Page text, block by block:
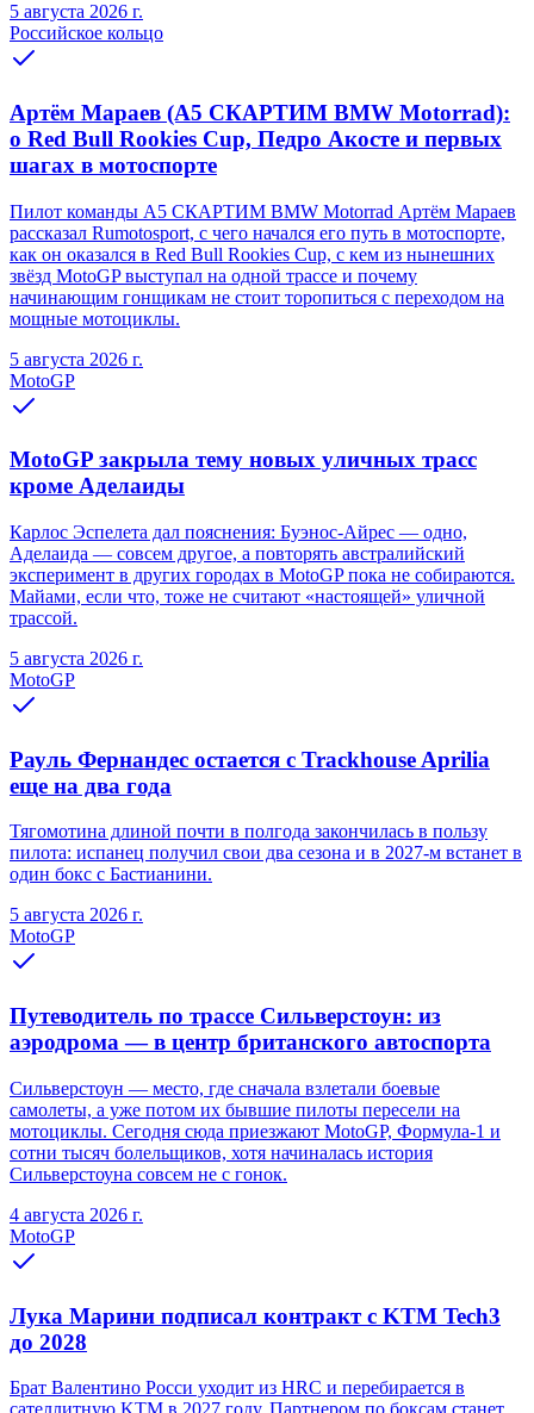
5 августа 2026 г.
Российское кольцо
Артём Мараев (A5 СКАРТИМ BMW Motorrad):
о Red Bull Rookies Cup, Педро Акосте и первых
шагах в мотоспорте
Пилот команды A5 СКАРТИМ BMW Motorrad Артём Мараев
рассказал Rumotosport, с чего начался его путь в мотоспорте,
как он оказался в Red Bull Rookies Cup, с кем из нынешних
звёзд MotoGP выступал на одной трассе и почему
начинающим гонщикам не стоит торопиться с переходом на
мощные мотоциклы.
5 августа 2026 г.
MotoGP
MotoGP закрыла тему новых уличных трасс
кроме Аделаиды
Карлос Эспелета дал пояснения: Буэнос-Айрес — одно,
Аделаида — совсем другое, а повторять австралийский
эксперимент в других городах в MotoGP пока не собираются.
Майами, если что, тоже не считают «настоящей» уличной
трассой.
5 августа 2026 г.
MotoGP
Рауль Фернандес остается с Trackhouse Aprilia
еще на два года
Тягомотина длиной почти в полгода закончилась в пользу
пилота: испанец получил свои два сезона и в 2027-м встанет в
один бокс с Бастианини.
5 августа 2026 г.
MotoGP
Путеводитель по трассе Сильверстоун: из
аэродрома — в центр британского автоспорта
Сильверстоун — место, где сначала взлетали боевые
самолеты, а уже потом их бывшие пилоты пересели на
мотоциклы. Сегодня сюда приезжают MotoGP, Формула-1 и
сотни тысяч болельщиков, хотя начиналась история
Сильверстоуна совсем не с гонок.
4 августа 2026 г.
MotoGP
Лука Марини подписал контракт с KTM Tech3
до 2028
Брат Валентино Росси уходит из HRC и перебирается в